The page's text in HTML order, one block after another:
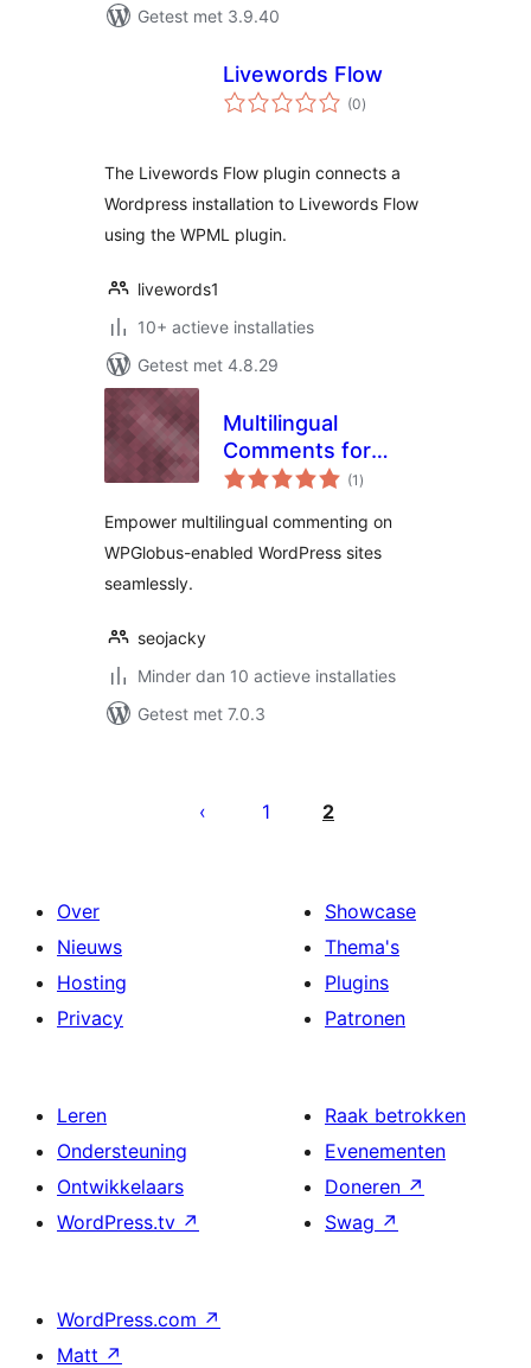
Getest met 3.9.40
Livewords Flow
(0totaal
waarderingen
)
The Livewords Flow plugin connects a
Wordpress installation to Livewords Flow
using the WPML plugin.
livewords1
10+ actieve installaties
Getest met 4.8.29
Multilingual
Comments for
WPGlobus
(1 totaal
waarderingen
)
Empower multilingual commenting on
WPGlobus-enabled WordPress sites
seamlessly.
seojacky
Minder dan 10 actieve installaties
Getest met 7.0.3
paginering
1 2
Over
Nieuws
Hosting
Privacy
Showcase
Thema's
Plugins
Patronen
Leren
Ondersteuning
Ontwikkelaars
WordPress.tv ↗
Raak betrokken
Evenementen
Doneren ↗
Swag ↗
WordPress.com ↗
Matt ↗